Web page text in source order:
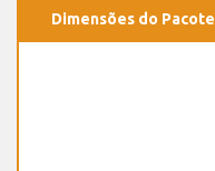
Dimensões do Pacote